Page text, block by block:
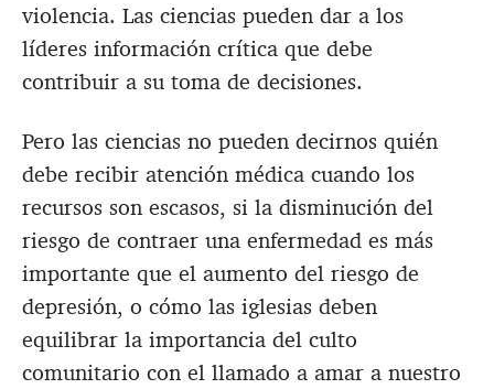
violencia. Las ciencias pueden dar a los
líderes información crítica que debe
contribuir a su toma de decisiones.
Pero las ciencias no pueden decirnos quién
debe recibir atención médica cuando los
recursos son escasos, si la disminución del
riesgo de contraer una enfermedad es más
importante que el aumento del riesgo de
depresión, o cómo las iglesias deben
equilibrar la importancia del culto
comunitario con el llamado a amar a nuestro